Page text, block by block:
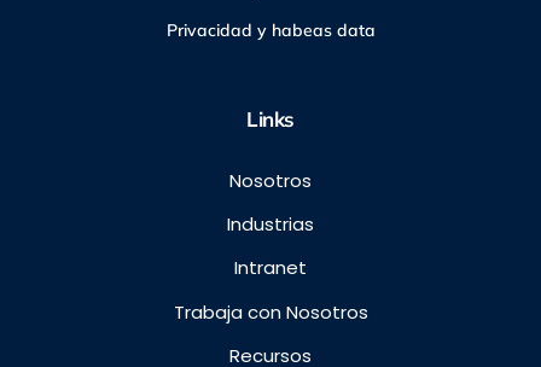
Privacidad y habeas data
Links
Nosotros
Industrias
Intranet
Trabaja con Nosotros
Recursos